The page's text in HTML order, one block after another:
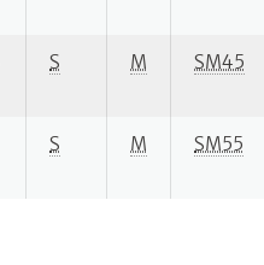
S M SM45
S M SM55